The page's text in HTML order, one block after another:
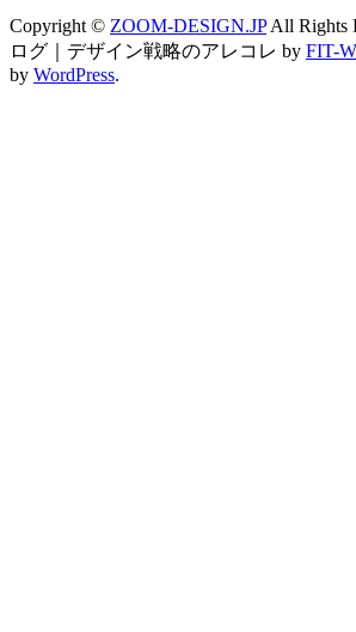
Copyright © ZOOM-DESIGN.JPAll Rights
ログ｜デザイン戦略のアレコレ by FIT-
by WordPress.